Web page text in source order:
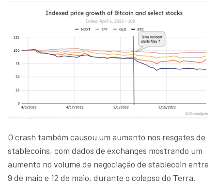
O crash também causou um aumento nos resgates de
stablecoins, com dados de exchanges mostrando um
aumento no volume de negociação de stablecoin entre
9 de maio e 12 de maio, durante o colapso do Terra.